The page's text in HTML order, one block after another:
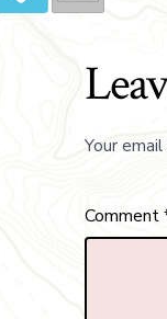
Your
Comment